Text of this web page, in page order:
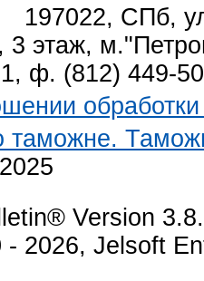
197022, СПб,
этаж,
ф. (812) 449-
таможне.
Version
- 2026, Jelsoft